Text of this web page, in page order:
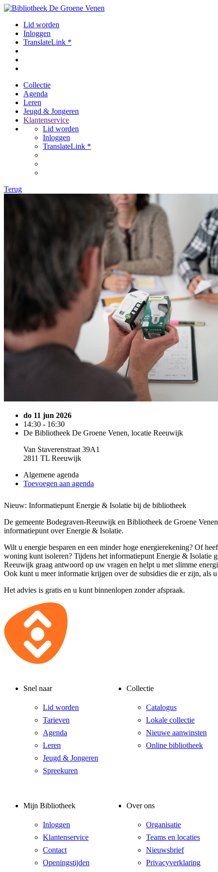
Lid worden
Inloggen
TranslateLink *
Collectie
Agenda
Leren
Jeugd & Jongeren
Klantenservice
Lid worden
Inloggen
TranslateLink *
Terug
do 11 jun 2026
14:30 - 16:30
De Bibliotheek De Groene Venen, locatie Reeuwijk
Van Staverenstraat 39A1
2811 TL Reeuwijk
Algemene agenda
Toevoegen aan agenda
Nieuw: Informatiepunt Energie & Isolatie bij de bibliotheek
De gemeente Bodegraven-Reeuwijk en Bibliotheek de Groene
informatiepunt over Energie & Isolatie.
Wilt u energie besparen en een minder hoge energierekening? Of
woning kunt isoleren? Tijdens het informatiepunt Energie & Isolatie
Reeuwijk graag antwoord op uw vragen en helpt u met slimme
Ook kunt u meer informatie krijgen over de subsidies die er zijn, als
Het advies is gratis en u kunt binnenlopen zonder afspraak.
Snel naar
Lid worden
Tarieven
Agenda
Leren
Jeugd & Jongeren
Spreekuren
Collectie
Catalogus
Lokale collectie
Nieuwe aanwinsten
Online bibliotheek
Mijn Bibliotheek
Inloggen
Klantenservice
Contact
Openingstijden
Over ons
Organisatie
Teams en locaties
Nieuwsbrief
Privacyverklaring